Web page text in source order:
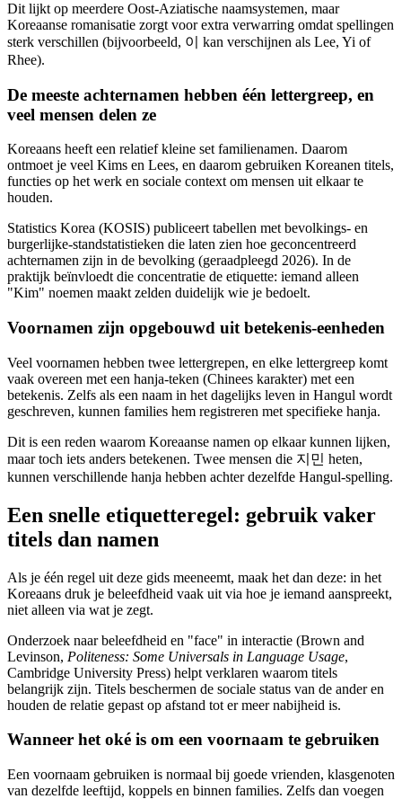
Dit lijkt op meerdere Oost-Aziatische naamsystemen, maar
Koreaanse romanisatie zorgt voor extra verwarring omdat spellingen
sterk verschillen (bijvoorbeeld, 이 kan verschijnen als Lee, Yi of
Rhee).
De meeste achternamen hebben één lettergreep, en
veel mensen delen ze
Koreaans heeft een relatief kleine set familienamen. Daarom
ontmoet je veel Kims en Lees, en daarom gebruiken Koreanen titels,
functies op het werk en sociale context om mensen uit elkaar te
houden.
Statistics Korea (KOSIS) publiceert tabellen met bevolkings- en
burgerlijke-standstatistieken die laten zien hoe geconcentreerd
achternamen zijn in de bevolking (geraadpleegd 2026). In de
praktijk beïnvloedt die concentratie de etiquette: iemand alleen
"Kim" noemen maakt zelden duidelijk wie je bedoelt.
Voornamen zijn opgebouwd uit betekenis-eenheden
Veel voornamen hebben twee lettergrepen, en elke lettergreep komt
vaak overeen met een hanja-teken (Chinees karakter) met een
betekenis. Zelfs als een naam in het dagelijks leven in Hangul wordt
geschreven, kunnen families hem registreren met specifieke hanja.
Dit is een reden waarom Koreaanse namen op elkaar kunnen lijken,
maar toch iets anders betekenen. Twee mensen die 지민 heten,
kunnen verschillende hanja hebben achter dezelfde Hangul-spelling.
Een snelle etiquetteregel: gebruik vaker
titels dan namen
Als je één regel uit deze gids meeneemt, maak het dan deze: in het
Koreaans druk je beleefdheid vaak uit via hoe je iemand aanspreekt,
niet alleen via wat je zegt.
Onderzoek naar beleefdheid en "face" in interactie (Brown and
Levinson, Politeness: Some Universals in Language Usage,
Cambridge University Press) helpt verklaren waarom titels
belangrijk zijn. Titels beschermen de sociale status van de ander en
houden de relatie gepast op afstand tot er meer nabijheid is.
Wanneer het oké is om een voornaam te gebruiken
Een voornaam gebruiken is normaal bij goede vrienden, klasgenoten
van dezelfde leeftijd, koppels en binnen families. Zelfs dan voegen